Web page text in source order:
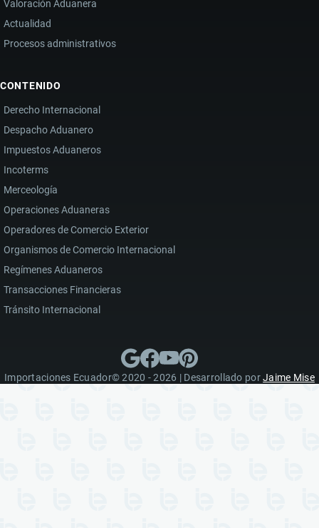
Valoración Aduanera
Actualidad
Procesos administrativos
CONTENIDO
Derecho Internacional
Despacho Aduanero
Impuestos Aduaneros
Incoterms
Merceología
Operaciones Aduaneras
Operadores de Comercio Exterior
Organismos de Comercio Internacional
Regímenes Aduaneros
Transacciones Financieras
Tránsito Internacional
Importaciones Ecuador© 2020 - 2026 | Desarrollado porJaime Mise